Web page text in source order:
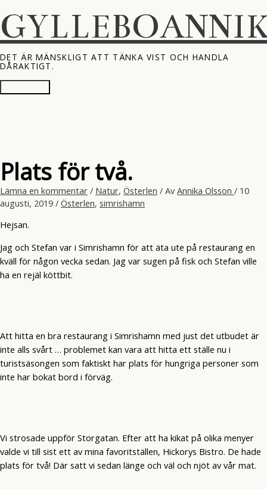
till
innehåll
DET ÄR MÄNSKLIGT ATT TÄNKA VIST OCH HANDLA
DÅRAKTIGT.
Huvudmeny
Plats för två.
Lämna en kommentar / Natur, Österlen / Av Annika Olsson / 10
augusti, 2019 / Österlen, simrishamn
Hejsan.
Jag och Stefan var i Simrishamn för att äta ute på restaurang en
kväll för någon vecka sedan. Jag var sugen på fisk och Stefan ville
ha en rejäl köttbit.
Att hitta en bra restaurang i Simrishamn med just det utbudet är
inte alls svårt … problemet kan vara att hitta ett ställe nu i
turistsäsongen som faktiskt har plats för hungriga personer som
inte har bokat bord i förväg.
Vi strosade uppför Storgatan. Efter att ha kikat på olika menyer
valde vi till sist ett av mina favoritställen, Hickorys Bistro. De hade
plats för två! Där satt vi sedan länge och väl och njöt av vår mat.